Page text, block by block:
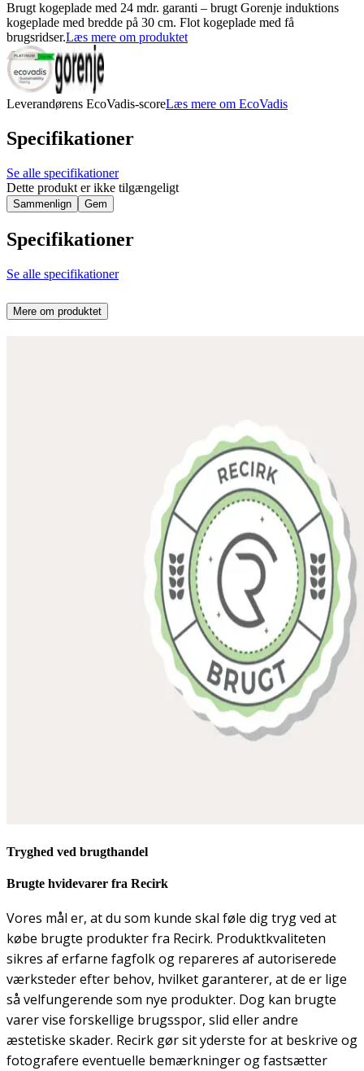
Brugt kogeplade med 24 mdr. garanti – brugt Gorenje induktions
kogeplade med bredde på 30 cm. Flot kogeplade med få
brugsridser.Læs mere om produktet
Leverandørens EcoVadis-scoreLæs mere om EcoVadis
Specifikationer
Se alle specifikationer
Dette produkt er ikke tilgængeligt
Sammenlign Gem
Specifikationer
Se alle specifikationer
Mere om produktet
Tryghed ved brugthandel
Brugte hvidevarer fra Recirk
Vores mål er, at du som kunde skal føle dig tryg ved at
købe brugte produkter fra Recirk. Produktkvaliteten
sikres af erfarne fagfolk og repareres af autoriserede
værksteder efter behov, hvilket garanterer, at de er lige
så velfungerende som nye produkter. Dog kan brugte
varer vise forskellige brugsspor, slid eller andre
æstetiske skader. Recirk gør sit yderste for at beskrive og
fotografere eventuelle bemærkninger og fastsætter